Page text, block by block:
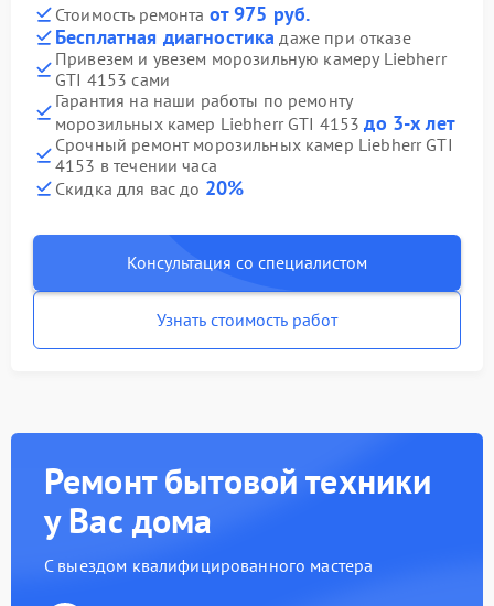
Стоимость ремонта от 975 руб.
Бесплатная диагностика даже при отказе
Привезем и увезем морозильную камеру Liebherr
GTI 4153 сами
Гарантия на наши работы по ремонту
морозильных камер Liebherr GTI 4153до 3-х лет
Срочный ремонт морозильных камер Liebherr GTI
4153 в течении часа
Скидка для вас до 20%
Консультация со специалистом
Узнать стоимость работ
Ремонт бытовой техники
у Вас дома
С выездом квалифицированного мастера